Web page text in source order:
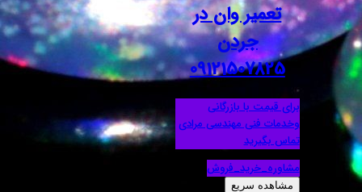
تعمیر وان در
جردن
09121507825
برای قیمت با بازرگانی
وخدمات فنی مهندسی مرادی
تماس بگیرید
مشاوره_خرید_فروش
مشاهده سریع